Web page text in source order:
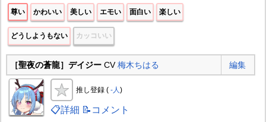
尊い かわいい 美しい エモい 面白い 楽しい
どうしようもない カッコいい
［聖夜の蒼龍］デイジーCV梅木ちはる 編集
推し登録 ( -人)
📋詳細 📝コメント